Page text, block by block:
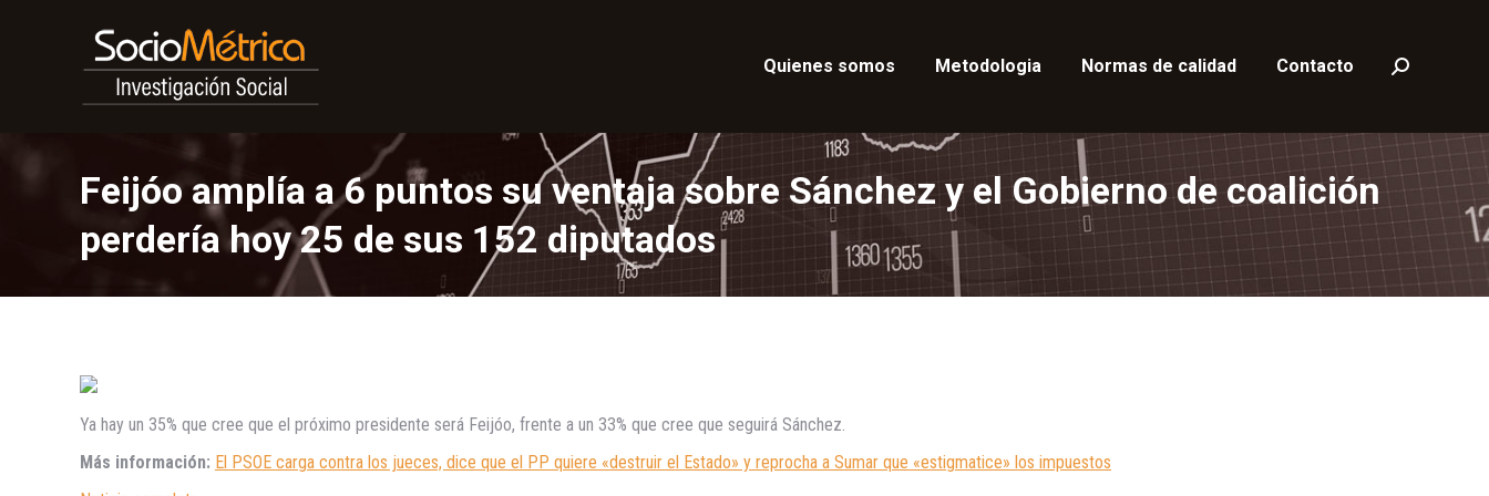
Quienes somos Metodologia Normas de calidad Contacto Buscar:
Feijóo amplía a 6 puntos su ventaja sobre Sánchez y el Gobierno de coalición
perdería hoy 25 de sus 152 diputados
Ya hay un 35% que cree que el próximo presidente será Feijóo, frente a un 33% que cree que seguirá Sánchez.
Más información: El PSOE carga contra los jueces, dice que el PP quiere «destruir el Estado» y reprocha a Sumar que «estigmatice» los impuestos